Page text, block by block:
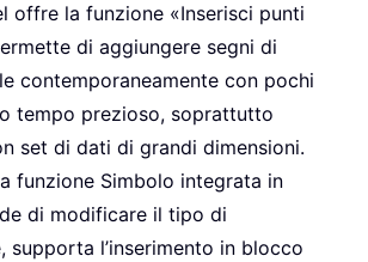
offre la funzione «Inserisci punti
di aggiungere segni di
contemporaneamente con pochi
tempo prezioso, soprattutto
set di dati di grandi dimensioni.
funzione Simbolo integrata in
di modificare il tipo di
supporta l’inserimento in blocco